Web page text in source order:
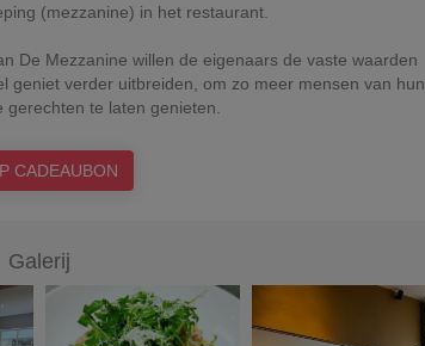
(mezzanine) in het restaurant.
De Mezzanine willen de eigenaars de vaste waarden
geniet verder uitbreiden, om zo meer mensen van hun
gerechten te laten genieten.
CADEAUBON
Galerij